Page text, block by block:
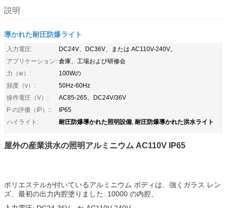
説明
導かれた耐圧防爆ライト
入力電圧:
DC24V、DC36V、または AC110V-240V。
アプリケーション: 倉庫、工場および研修会
力（w）:
100Wの
頻度（v）:
50Hz-60Hz
操作電圧（V）:
AC85-265、DC24V/36V
P の評価（IP）::
IP65
ハイライト:
耐圧防爆導かれた照明設備, 耐圧防爆導かれた洪水ライト
屋外の産業洪水の照明アルミニウム AC110V IP65
ポリエステルが付いているアルミニウム ボディは、強くガラス レン
ズ、最初の出力内腔塗りました: 10000 の内腔、